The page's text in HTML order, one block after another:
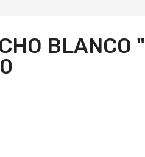
BLANCO "